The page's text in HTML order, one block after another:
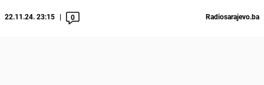
22.11.24. 23:15 0 Radiosarajevo.ba